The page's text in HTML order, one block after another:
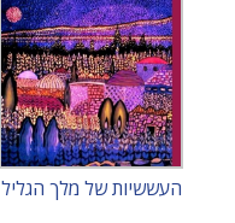
העששיות של מלך הגליל